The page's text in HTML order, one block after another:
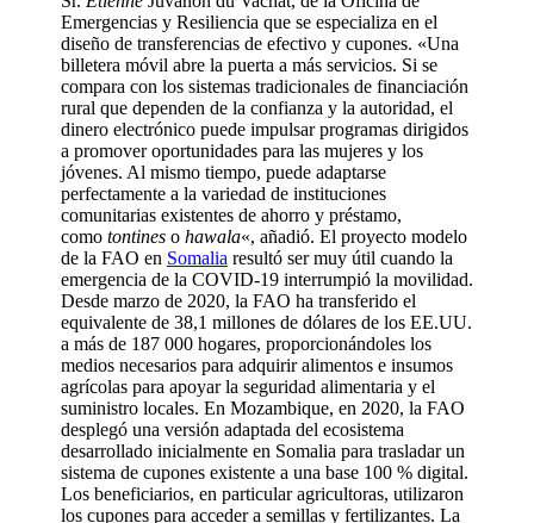
Emergencias y Resiliencia que se especializa en el
diseño de transferencias de efectivo y cupones. «Una
billetera móvil abre la puerta a más servicios. Si se
compara con los sistemas tradicionales de financiación
rural que dependen de la confianza y la autoridad, el
dinero electrónico puede impulsar programas dirigidos
a promover oportunidades para las mujeres y los
jóvenes. Al mismo tiempo, puede adaptarse
perfectamente a la variedad de instituciones
comunitarias existentes de ahorro y préstamo,
como tontines o hawala«, añadió. El proyecto modelo
de la FAO en Somalia resultó ser muy útil cuando la
emergencia de la COVID-19 interrumpió la movilidad.
Desde marzo de 2020, la FAO ha transferido el
equivalente de 38,1 millones de dólares de los EE.UU.
a más de 187 000 hogares, proporcionándoles los
medios necesarios para adquirir alimentos e insumos
agrícolas para apoyar la seguridad alimentaria y el
suministro locales. En Mozambique, en 2020, la FAO
desplegó una versión adaptada del ecosistema
desarrollado inicialmente en Somalia para trasladar un
sistema de cupones existente a una base 100 % digital.
Los beneficiarios, en particular agricultoras, utilizaron
los cupones para acceder a semillas y fertilizantes. La